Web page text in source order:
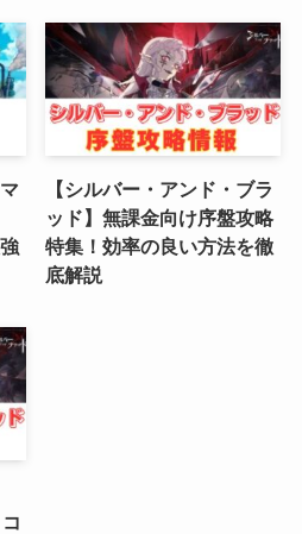
(4)
【シルバー・アンド・ブラ
ッド】無課金向け序盤攻略
特集！効率の良い方法を徹
底解説